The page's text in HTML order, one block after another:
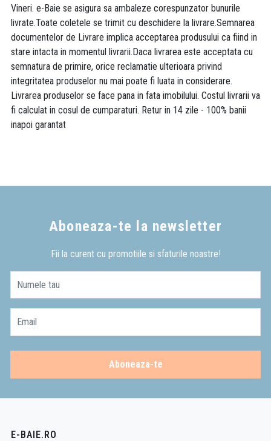
Vineri. e-Baie se asigura sa ambaleze corespunzator bunurile
livrate.Toate coletele se trimit cu deschidere la livrare.Semnarea
documentelor de Livrare implica acceptarea produsului ca fiind in
stare intacta in momentul livrarii.Daca livrarea este acceptata cu
semnatura de primire, orice reclamatie ulterioara privind
integritatea produselor nu mai poate fi luata in considerare.
Livrarea produselor se face pana in fata imobilului. Costul livrarii va
fi calculat in cosul de cumparaturi. Retur in 14 zile - 100% banii
inapoi garantat
Aboneaza-te la newsletter
Fii la curent cu promotiile si sfaturile noastre!
Numele tau
Email
Aboneaza-te
E-BAIE.RO